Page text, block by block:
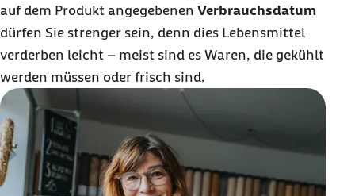
auf dem Produkt angegebenen Verbrauchsdatum
dürfen Sie strenger sein, denn dies Lebensmittel
verderben leicht – meist sind es Waren, die gekühlt
werden müssen oder frisch sind.